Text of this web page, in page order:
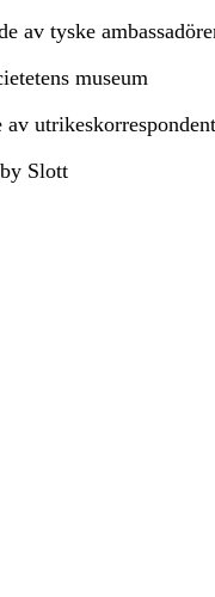
av tyske
museum
av
Slott